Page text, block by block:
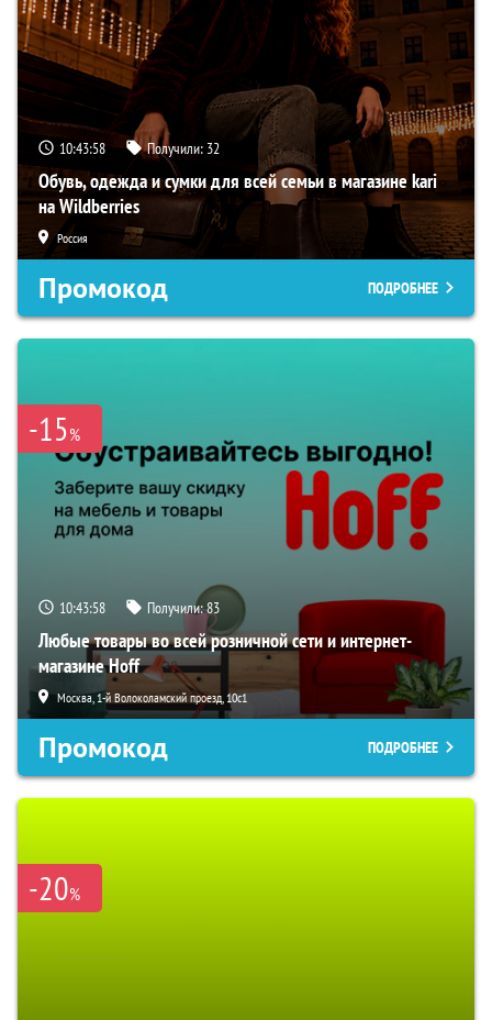
10:43:57 Получили: 32
Обувь, одежда и сумки для всей семьи в магазине kari
на Wildberries
Россия
Промокод ПОДРОБНЕЕ
-15%
10:43:57 Получили:83
Любые товары во всей розничной сети и интернет-
магазине Hoff
Москва, 1-й Волоколамский проезд, 10с1
Промокод ПОДРОБНЕЕ
-20%